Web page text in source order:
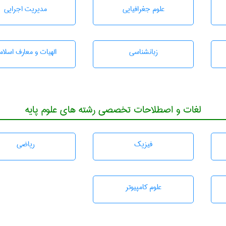
علوم جغرافيايی مديريت اجرايی
زبانشناسی الهیات و معارف
لغات و اصطلاحات تخصصی رشته های علوم پایه
فیزیک رياضی
علوم کامپیوتر